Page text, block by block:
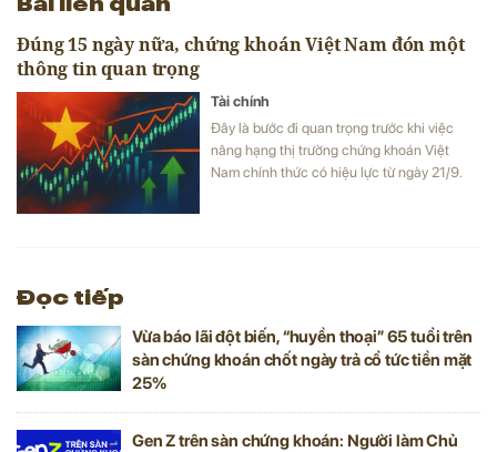
Đúng 15 ngày nữa, chứng khoán Việt Nam đón một
thông tin quan trọng
Tài chính
Đây là bước đi quan trọng trước khi việc
nâng hạng thị trường chứng khoán Việt
Nam chính thức có hiệu lực từ ngày 21/9.
Đọc tiếp
Vừa báo lãi đột biến, “huyền thoại” 65 tuổi trên
sàn chứng khoán chốt ngày trả cổ tức tiền mặt
25%
Gen Z trên sàn chứng khoán: Người làm Chủ